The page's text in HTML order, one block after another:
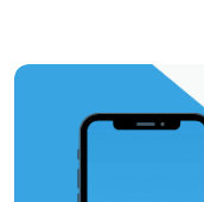
https://t.me/minskctvby